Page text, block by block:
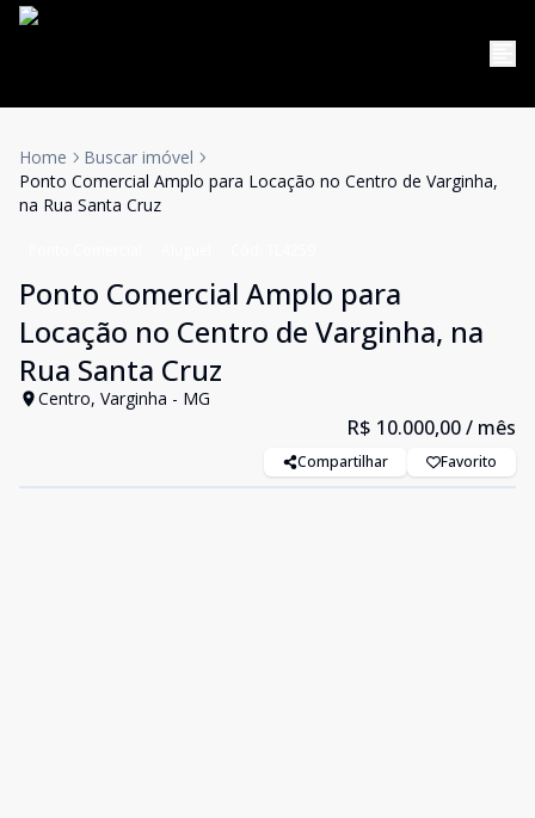
Home
Buscar imóvel
Ponto Comercial Amplo para Locação no Centro de Varginha,
na Rua Santa Cruz
Ponto Comercial Amplo para
Locação no Centro de Varginha, na
Rua Santa Cruz
Centro, Varginha - MG
R$ 10.000,00/ mês
Compartilhar Favorito